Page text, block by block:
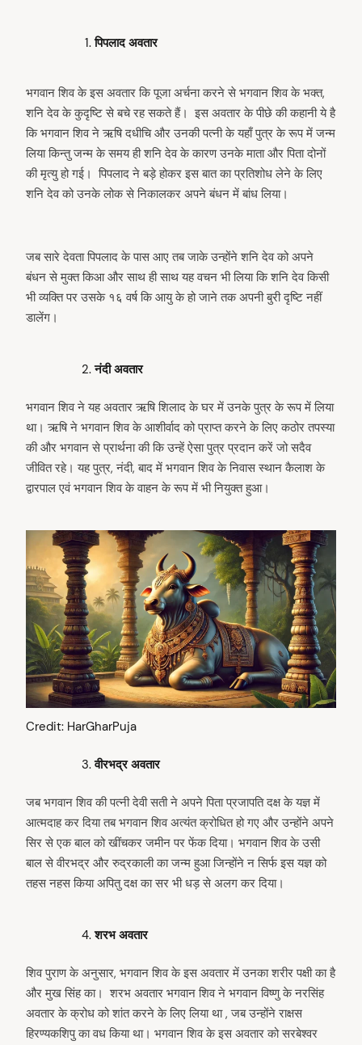
पिपलाद अवतार
भगवान शिव के इस अवतार कि पूजा अर्चना करने से भगवान शिव के भक्त,
शनि देव के कुदृष्टि से बचे रह सकते हैं। इस अवतार के पीछे की कहानी ये है
कि भगवान शिव ने ऋषि दधीचि और उनकी पत्नी के यहाँ पुत्र के रूप में जन्म
लिया किन्तु जन्म के समय ही शनि देव के कारण उनके माता और पिता दोनों
की मृत्यु हो गई। पिपलाद ने बड़े होकर इस बात का प्रतिशोध लेने के लिए
शनि देव को उनके लोक से निकालकर अपने बंधन में बांध लिया।
जब सारे देवता पिपलाद के पास आए तब जाके उन्होंने शनि देव को अपने
बंधन से मुक्त किआ और साथ ही साथ यह वचन भी लिया कि शनि देव किसी
भी व्यक्ति पर उसके १६ वर्ष कि आयु के हो जाने तक अपनी बुरी दृष्टि नहीं
डालेंग।
नंदी अवतार
भगवान शिव ने यह अवतार ऋषि शिलाद के घर में उनके पुत्र के रूप में लिया
था। ऋषि ने भगवान शिव के आशीर्वाद को प्राप्त करने के लिए कठोर तपस्या
की और भगवान से प्रार्थना की कि उन्हें ऐसा पुत्र प्रदान करें जो सदैव
जीवित रहे। यह पुत्र, नंदी, बाद में भगवान शिव के निवास स्थान कैलाश के
द्वारपाल एवं भगवान शिव के वाहन के रूप में भी नियुक्त हुआ।
Credit: HarGharPuja
वीरभद्र अवतार
जब भगवान शिव की पत्नी देवी सती ने अपने पिता प्रजापति दक्ष के यज्ञ में
आत्मदाह कर दिया तब भगवान शिव अत्यंत क्रोधित हो गए और उन्होंने अपने
सिर से एक बाल को खींचकर जमीन पर फेंक दिया। भगवान शिव के उसी
बाल से वीरभद्र और रुद्रकाली का जन्म हुआ जिन्होंने न सिर्फ इस यज्ञ को
तहस नहस किया अपितु दक्ष का सर भी धड़ से अलग कर दिया।
शरभ अवतार
शिव पुराण के अनुसार, भगवान शिव के इस अवतार में उनका शरीर पक्षी का है
और मुख सिंह का। शरभ अवतार भगवान शिव ने भगवान विष्णु के नरसिंह
अवतार के क्रोध को शांत करने के लिए लिया था , जब उन्होंने राक्षस
हिरण्यकशिपु का वध किया था। भगवान शिव के इस अवतार को सरबेश्वर